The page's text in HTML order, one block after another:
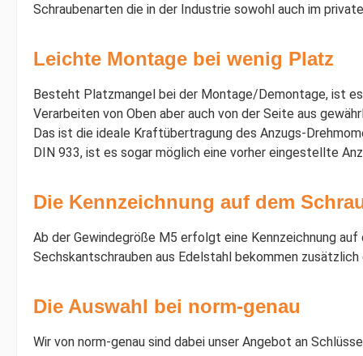
Schraubenarten die in der Industrie sowohl auch im
Leichte Montage bei wenig Platz
Besteht Platzmangel bei der Montage/Demontage, ist
Verarbeiten von Oben aber auch von der Seite aus
Das ist die ideale Kraftübertragung des Anzugs-
DIN 933, ist es sogar möglich eine vorher eingestellte
Die Kennzeichnung auf dem
Ab der Gewindegröße M5 erfolgt eine Kennzeichnung
Sechskantschrauben aus Edelstahl bekommen zusätzlich
Die Auswahl bei norm-genau
Wir von norm-genau sind dabei unser Angebot an